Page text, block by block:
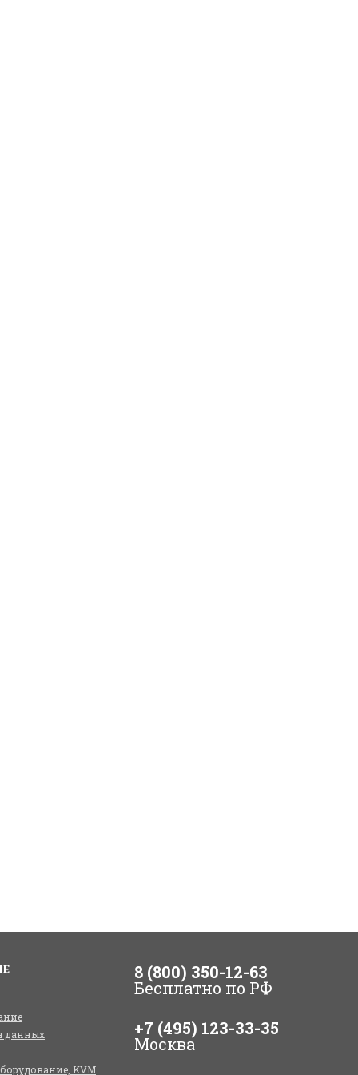
данных
KVM
8 (800) 350-12-63
Бесплатно по РФ
+7 (495) 123-33-35
Москва